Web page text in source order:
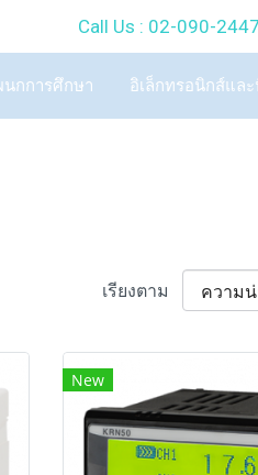
: 02-090-2447
กการศึกษา อิเล็กทรอนิกส์แล
เรียงตาม
New